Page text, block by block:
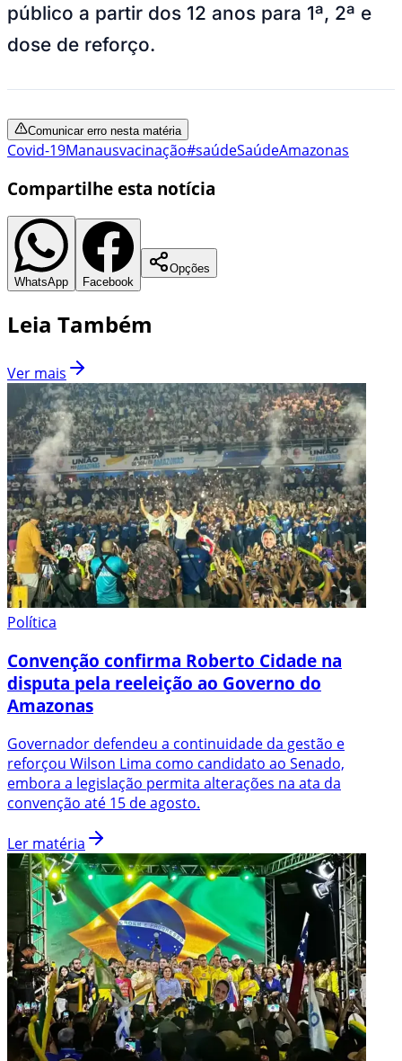
público a partir dos 12 anos para 1ª, 2ª e
dose de reforço.
Comunicar erro nesta matéria
Covid-19Manausvacinação#saúdeSaúdeAmazonas
Compartilhe esta notícia
WhatsApp Facebook
Opções
Leia Também
Ver mais
Política
Convenção confirma Roberto Cidade na
disputa pela reeleição ao Governo do
Amazonas
Governador defendeu a continuidade da gestão e
reforçou Wilson Lima como candidato ao Senado,
embora a legislação permita alterações na ata da
convenção até 15 de agosto.
Ler matéria